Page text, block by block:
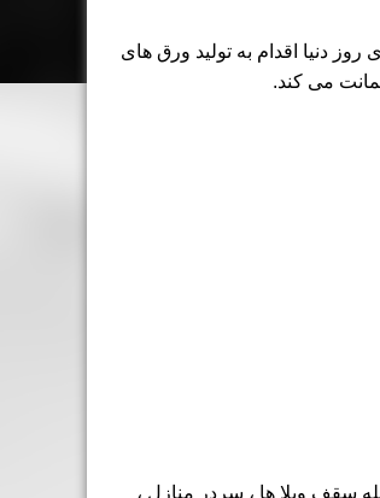
روز دنیا اقدام به تولید ورق های
می کند.
سقف ویلا ها ، سردر منازل ،